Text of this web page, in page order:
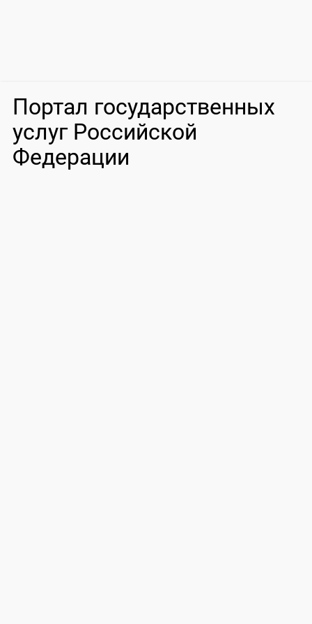
Портал государственных
услуг Российской
Федерации